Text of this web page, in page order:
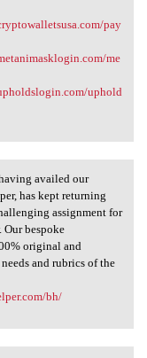
pay
me
uphold
availed our
has kept returning
assignment for
Our bespoke
original and
and rubrics of the
bh/